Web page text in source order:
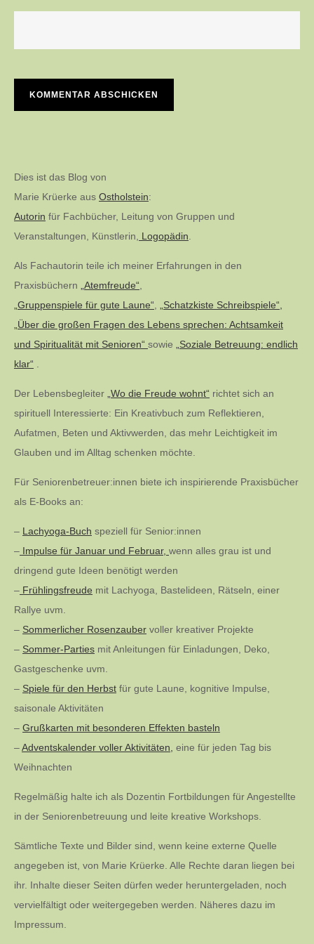
Dies ist das Blog von
Marie Krüerke aus Ostholstein:
Autorin für Fachbücher, Leitung von Gruppen und
Veranstaltungen, Künstlerin,
Logopädin
Als Fachautorin teile ich meiner Erfahrungen in den
Praxisbüchern
„Atemfreude“
„Gruppenspiele für gute Laune“
„Schatzkiste Schreibspiele“,
„Über die großen Fragen des Lebens sprechen: Achtsamkeit
und Spiritualität mit Senioren“ sowie
„Soziale Betreuung: endlich
klar“
Der Lebensbegleiter „Wo die Freude wohnt“ richtet sich an
spirituell Interessierte: Ein Kreativbuch zum Reflektieren,
Aufatmen, Beten und Aktivwerden, das mehr Leichtigkeit im
Glauben und im Alltag schenken möchte.
Für Seniorenbetreuer:innen biete ich inspirierende Praxisbücher
als E-Books an:
– Lachyoga-Buch speziell für Senior:innen
– Impulse für Januar und Februar, wenn alles grau ist und
dringend gute Ideen benötigt werden
– Frühlingsfreude mit Lachyoga, Bastelideen, Rätseln, einer
Rallye uvm.
– Sommerlicher Rosenzauber voller kreativer Projekte
– Sommer-Parties mit Anleitungen für Einladungen, Deko,
Gastgeschenke uvm.
– Spiele für den Herbst für gute Laune, kognitive Impulse,
saisonale Aktivitäten
– Grußkarten mit besonderen Effekten basteln
–Adventskalender voller Aktivitäten, eine für jeden Tag bis
Weihnachten
Regelmäßig halte ich als Dozentin Fortbildungen für Angestellte
in der Seniorenbetreuung und leite kreative Workshops.
Sämtliche Texte und Bilder sind, wenn keine externe Quelle
angegeben ist, von Marie Krüerke. Alle Rechte daran liegen bei
ihr. Inhalte dieser Seiten dürfen weder heruntergeladen, noch
vervielfältigt oder weitergegeben werden. Näheres dazu im
Impressum.